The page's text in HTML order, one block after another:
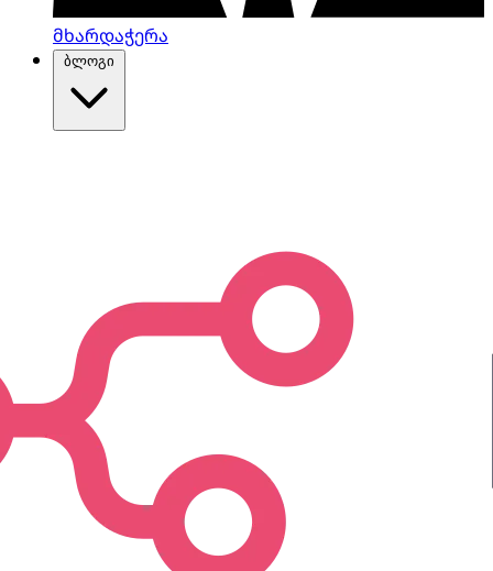
მხარდაჭერა